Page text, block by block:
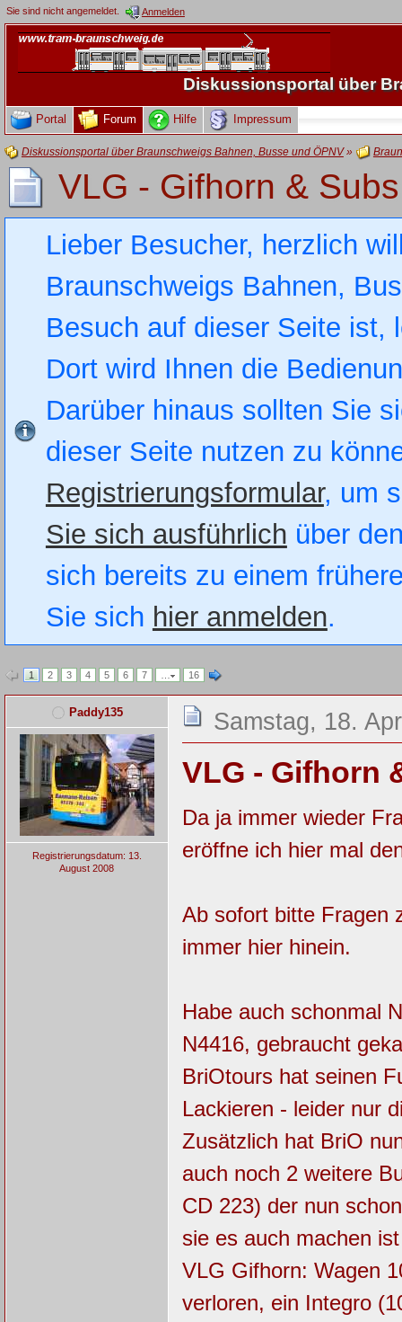
Sie sind nicht angemeldet. Anmelden
Diskussionsportal über
Portal Forum Hilfe Impressum
Diskussionsportal über Braunschweigs Bahnen, Busse und ÖPNV»
VLG - Gifhorn &
Lieber Besucher, herzlich
Braunschweigs Bahnen,
Besuch auf dieser Seite
Dort wird Ihnen die
Darüber hinaus sollten Sie
dieser Seite nutzen zu
Registrierungsformular, um
Sie sich ausführlich über
sich bereits zu einem
Sie sich hier anmelden.
1 2 3 4 5 6 7 … 16
Paddy135
Registrierungsdatum: 13.
August 2008
Samstag, 18.
VLG - Gifhorn
Da ja immer wieder
eröffne ich hier mal
Ab sofort bitte Fragen
immer hier hinein.
Habe auch schonmal
N4416, gebraucht
BriOtours hat seinen
Lackieren - leider nur
Zusätzlich hat BriO
auch noch 2 weitere
CD 223) der nun
sie es auch machen
VLG Gifhorn: Wagen
verloren, ein Integro